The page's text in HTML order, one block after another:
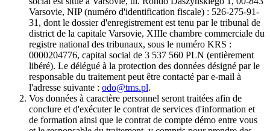
Varsovie, NIP (numéro d'identification fiscale) : 526-275-91-
31, dont le dossier d'enregistrement est tenu par le tribunal de
district de la capitale Varsovie, XIIIe chambre commerciale du
registre national des tribunaux, sous le numéro KRS :
0000204776, capital social de 3 537 560 PLN (entièrement
libéré). Le délégué à la protection des données désigné par le
responsable du traitement peut être contacté par e-mail à
l'adresse suivante : odo@tms.pl.
Vos données à caractère personnel seront traitées afin de
conclure et d'exécuter le contrat de services d'information et
de formation ainsi que le contrat de compte démo entre vous